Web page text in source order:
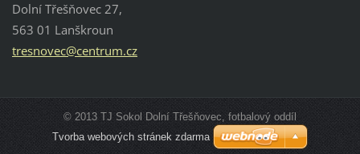
Dolní Třešňovec 27,
563 01 Lanškroun
tresnovec@centrum.cz
© 2013 TJ Sokol Dolní Třešňovec, fotbalový oddíl
Tvorba webových stránek zdarma